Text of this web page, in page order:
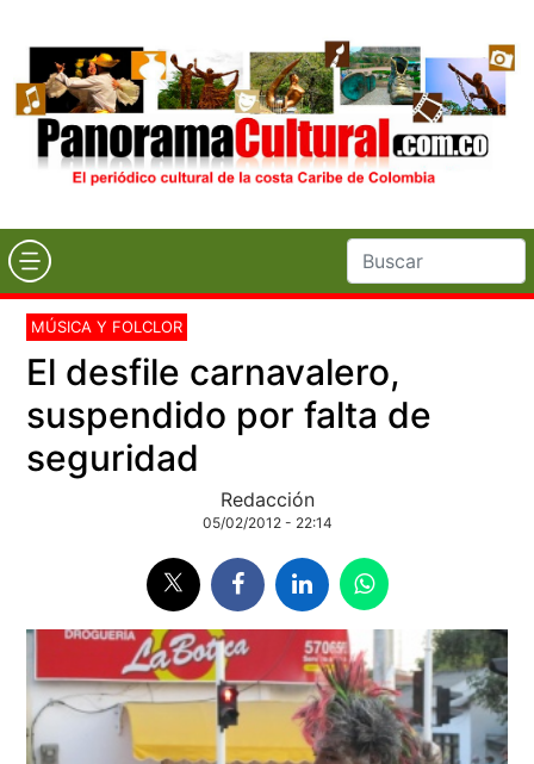
MÚSICA Y FOLCLOR
El desfile carnavalero,
suspendido por falta de
seguridad
Redacción
05/02/2012 - 22:14